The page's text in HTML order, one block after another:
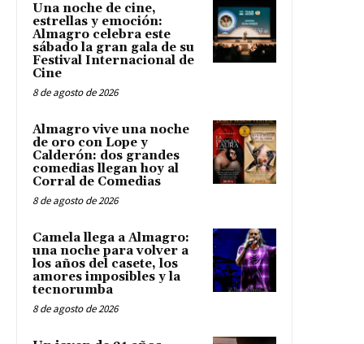
Una noche de cine,
estrellas y emoción:
Almagro celebra este
sábado la gran gala de su
Festival Internacional de
Cine
8 de agosto de 2026
Almagro vive una noche
de oro con Lope y
Calderón: dos grandes
comedias llegan hoy al
Corral de Comedias
8 de agosto de 2026
Camela llega a Almagro:
una noche para volver a
los años del casete, los
amores imposibles y la
tecnorumba
8 de agosto de 2026